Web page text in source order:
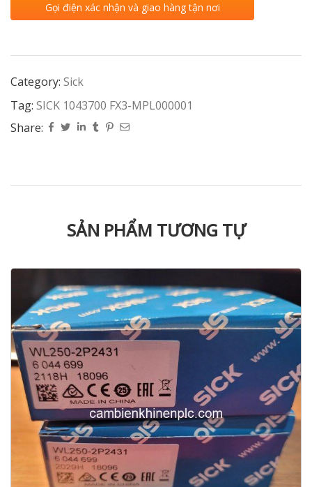
Gọi điện xác nhận và giao hàng tận nơi
Category: Sick
Tag: SICK 1043700 FX3-MPL000001
Share:
SẢN PHẨM TƯƠNG TỰ